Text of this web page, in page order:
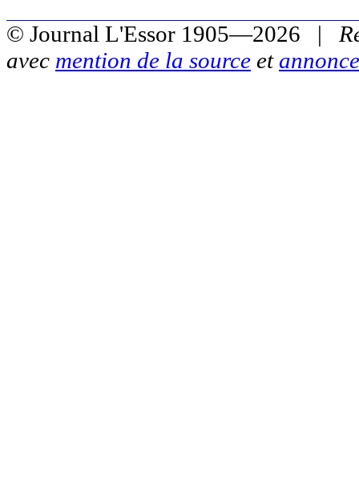
© Journal L'Essor 1905—2026 |
avec mention de la source et